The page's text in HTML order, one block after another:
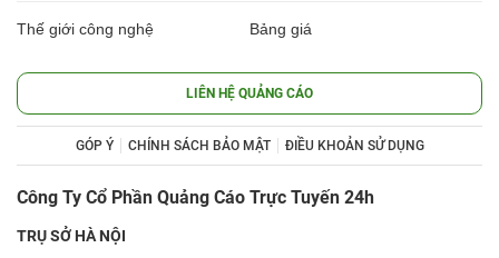
Thế giới công nghệ Bảng giá
LIÊN HỆ QUẢNG CÁO
GÓP Ý CHÍNH SÁCH BẢO MẬT ĐIỀU KHOẢN SỬ DỤNG
Công Ty Cổ Phần Quảng Cáo Trực Tuyến 24h
TRỤ SỞ HÀ NỘI